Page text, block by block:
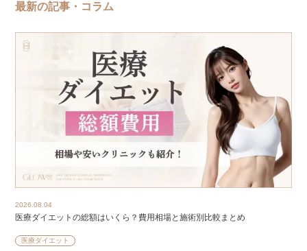
最新の記事・コラム
2026.08.04
医療ダイエットの総額はいくら？費用相場と施術別比較まとめ
医療ダイエット